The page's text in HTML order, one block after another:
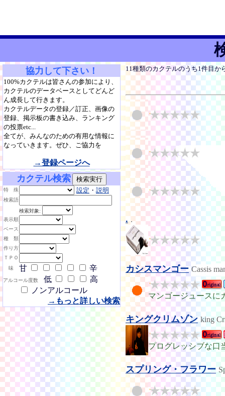
協力して下さい！
100%カクテルは皆さんの参加により、
カクテルのデータベースとしてどんど
ん成長して行きます。
カクテルデータの登録／訂正、画像の
登録、掲示板の書き込み、ランキング
の投票etc...
全てが、みんなのための有用な情報に
なっていきます。ぜひ、ご協力を
→登録ページへ
カクテル検索
特 殊 設定 ・ 説明
検索語
検索対象:
表示順
ベース
種 類
作り方
ＴＰＯ
味
甘 辛
アルコール度数 低
高
ノンアルコール
→もっと詳しい検索
11種類のカクテルのうち1件目か
. .
カシスマンゴー Cassis
マンゴージュースに
キングクリムゾン king
プログレッシブな口
スプリング・フラワー